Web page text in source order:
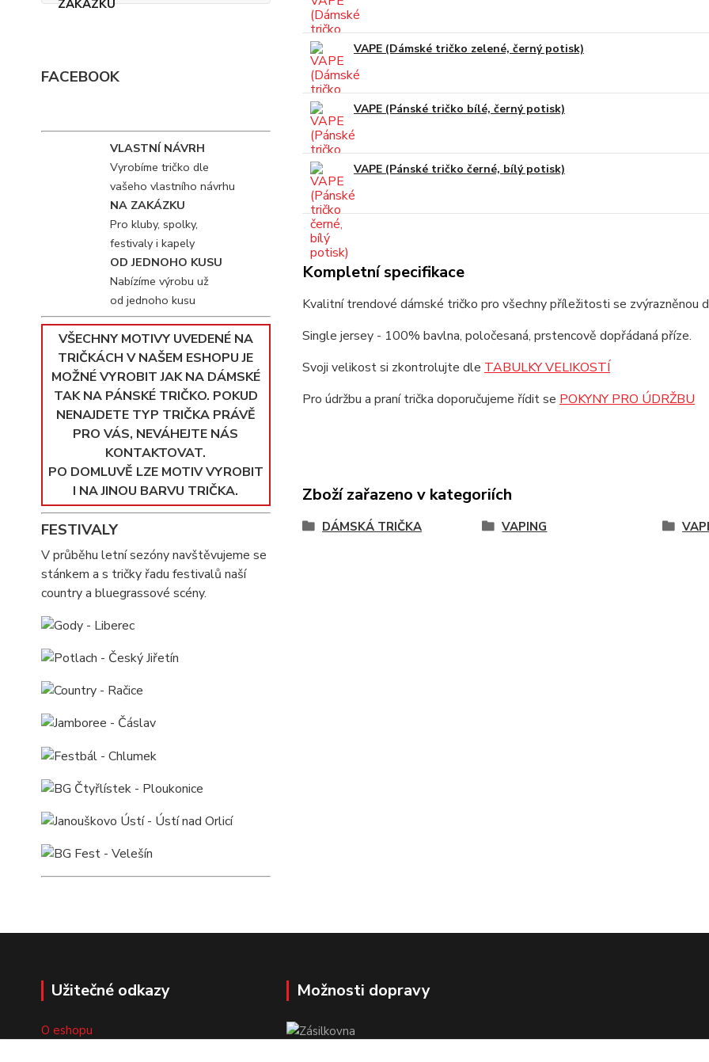
FACEBOOK
VLASTNÍ NÁVRH
Vyrobíme tričko dle
vašeho vlastního návrhu
NA ZAKÁZKU
Pro kluby, spolky,
festivaly i kapely
OD JEDNOHO KUSU
Nabízíme výrobu už
od jednoho kusu
VŠECHNY MOTIVY UVEDENÉ NA
TRIČKÁCH V NAŠEM ESHOPU JE
MOŽNÉ VYROBIT JAK NA DÁMSKÉ
TAK NA PÁNSKÉ TRIČKO. POKUD
NENAJDETE TYP TRIČKA PRÁVĚ
PRO VÁS, NEVÁHEJTE NÁS
KONTAKTOVAT.
PO DOMLUVĚ LZE MOTIV VYROBIT
I NA JINOU BARVU TRIČKA.
FESTIVALY
V průběhu letní sezóny navštěvujeme se
stánkem a s tričky řadu festivalů naší
country a bluegrassové scény.
VAPE (Dámské tričko zelené, černý potisk)
VAPE (Pánské tričko bílé, černý potisk)
VAPE (Pánské tričko černé, bílý potisk)
Kompletní specifikace
Kvalitní trendové dámské tričko pro všechny příležitosti se zvýrazněnou
Single jersey - 100% bavlna, poločesaná, prstencově dopřádaná příze.
Svoji velikost si zkontrolujte dle TABULKY VELIKOSTÍ
Pro údržbu a praní trička doporučujeme řídit se POKYNY PRO ÚDRŽBU
Zboží zařazeno v kategoriích
DÁMSKÁ TRIČKA VAPING
Užitečné odkazy
O eshopu
Možnosti dopravy